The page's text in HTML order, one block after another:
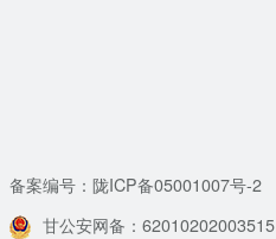
备案编号：陇ICP备05001007号-2
甘公安网备：62010202003515